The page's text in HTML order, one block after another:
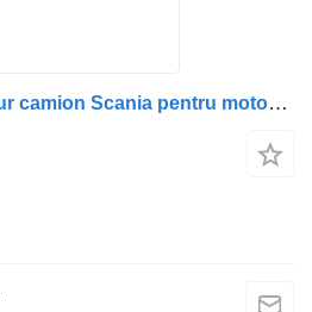
Culasse Chiuloasă pour camion Scania pentru motor diesel – piese de schimb și reparații